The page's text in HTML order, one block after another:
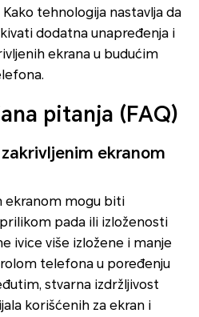
tehnologija nastavlja da
dodatna unapređenja i
ekrana u budućim
pitanja (FAQ)
ekranom
ekranom mogu biti
pada ili izloženosti
ivice više izložene i manje
telefona u poređenju
stvarna izdržljivost
korišćenih za ekran i